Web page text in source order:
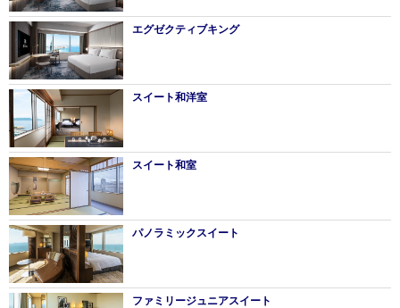
エグゼクティブキング
スイート和洋室
スイート和室
パノラミックスイート
ファミリージュニアスイート